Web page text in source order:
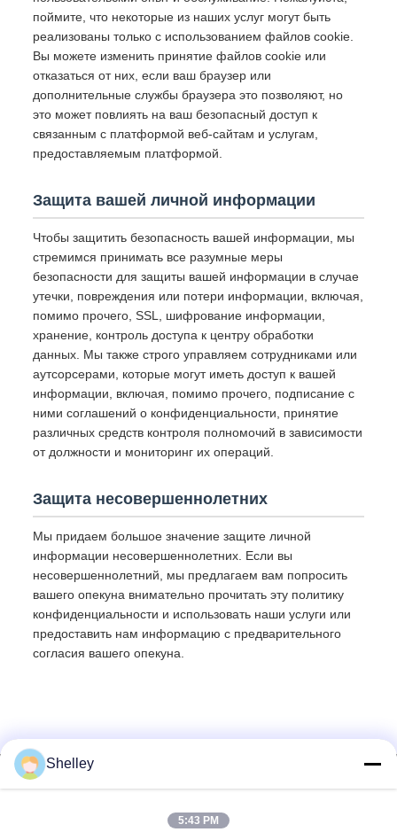
поймите, что некоторые из наших услуг могут быть
реализованы только с использованием файлов cookie.
Вы можете изменить принятие файлов cookie или
отказаться от них, если ваш браузер или
дополнительные службы браузера это позволяют, но
это может повлиять на ваш безопасный доступ к
связанным с платформой веб-сайтам и услугам,
предоставляемым платформой.
Защита вашей личной информации
Чтобы защитить безопасность вашей информации, мы
стремимся принимать все разумные меры
безопасности для защиты вашей информации в случае
утечки, повреждения или потери информации, включая,
помимо прочего, SSL, шифрование информации,
хранение, контроль доступа к центру обработки
данных. Мы также строго управляем сотрудниками или
аутсорсерами, которые могут иметь доступ к вашей
информации, включая, помимо прочего, подписание с
ними соглашений о конфиденциальности, принятие
различных средств контроля полномочий в зависимости
от должности и мониторинг их операций.
Защита несовершеннолетних
Мы придаем большое значение защите личной
информации несовершеннолетних. Если вы
несовершеннолетний, мы предлагаем вам попросить
вашего опекуна внимательно прочитать эту политику
конфиденциальности и использовать наши услуги или
предоставить нам информацию с предварительного
согласия вашего опекуна.
Shelley
5:43 PM